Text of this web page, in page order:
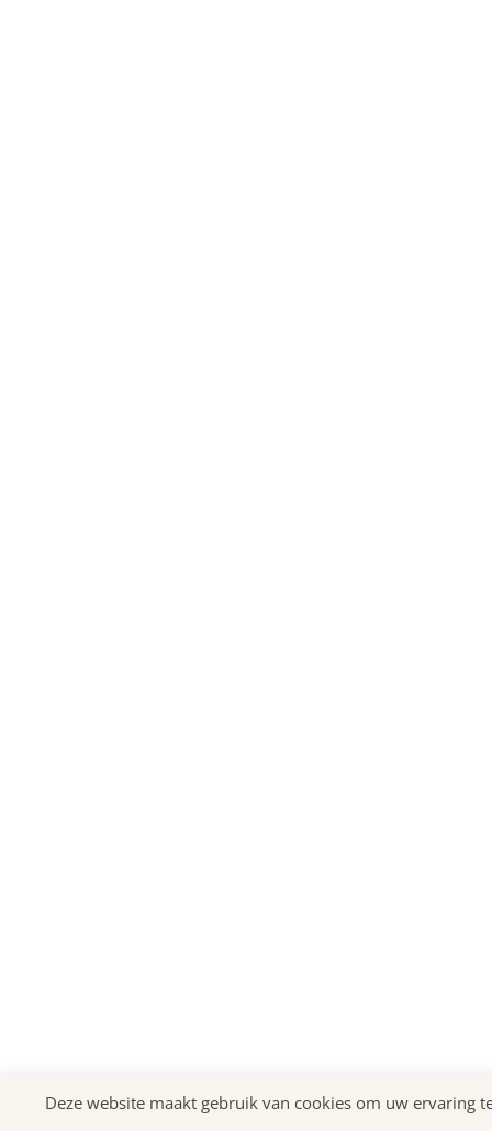
Deze website maakt gebruik van cookies om uw ervaring